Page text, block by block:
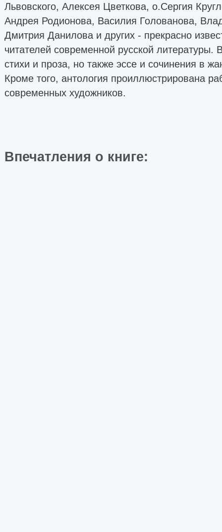
Львовского, Алексея Цветкова, о.Сергия
Андрея Родионова, Василия Голованова,
Дмитрия Данилова и других - прекрасно
читателей современной русской литературы.
стихи и проза, но также эссе и сочинения в
Кроме того, антология проиллюстрирована
современных художников.
Впечатления о книге: